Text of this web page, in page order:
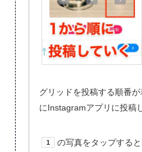
グリッドを投稿する順番
にInstagramアプリに投稿
1
の写真をタップする